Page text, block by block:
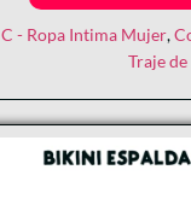
C - Ropa Intima Mujer,
Traje